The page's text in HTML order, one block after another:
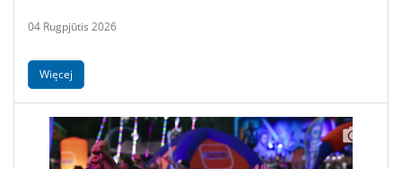
04 Rugpjūtis 2026
Więcej